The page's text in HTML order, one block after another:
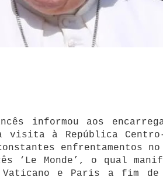
informou aos
visita à República
enfrentamentos
‘Le Monde’, o qual
Vaticano e Paris a fim